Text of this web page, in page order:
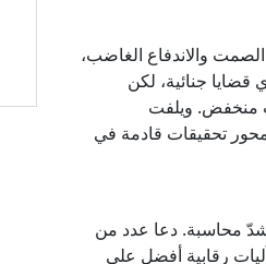
والاندفاع الغاضب،
جنائية، لكن
منخفض. ويلفت
محور تحقيقات قادمة في
محاسبة. دعا عدد من
رقابية أفضل على